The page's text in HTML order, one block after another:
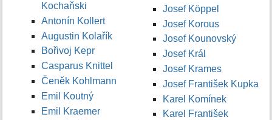
Kochaňski
Antonín Kollert
Augustin Kolařík
Bořivoj Kepr
Casparus Knittel
Čeněk Kohlmann
Emil Koutný
Emil Kraemer
Josef Köppel
Josef Korous
Josef Kounovský
Josef Král
Josef Krames
Josef František Kupka
Karel Komínek
Karel František